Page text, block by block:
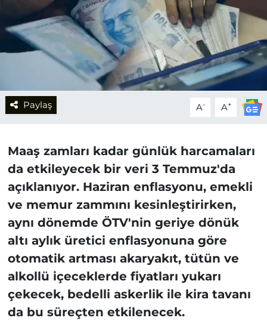
Paylaş A- A+
Maaş zamları kadar günlük harcamaları
da etkileyecek bir veri 3 Temmuz'da
açıklanıyor. Haziran enflasyonu, emekli
ve memur zammını kesinleştirirken,
aynı dönemde ÖTV'nin geriye dönük
altı aylık üretici enflasyonuna göre
otomatik artması akaryakıt, tütün ve
alkollü içeceklerde fiyatları yukarı
çekecek, bedelli askerlik ile kira tavanı
da bu süreçten etkilenecek.